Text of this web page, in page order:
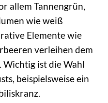
allem Tannengrün,
wie weiß
Elemente wie
verleihen dem
Wichtig ist die Wahl
beispielsweise ein